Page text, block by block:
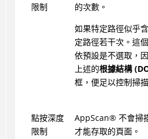
限制
的次數。
如果特定路徑似乎
定路徑若干次。這
依預設是不選取，
上述的根據結構
框，便足以控制掃
點按深度
限制
AppScan® 不會掃
才能存取的頁面。